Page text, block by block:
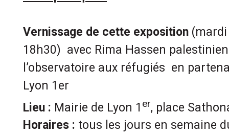
Vernissage de cette exposition
18h30) avec Rima Hassen
l’observatoire aux réfugiés en
Lyon 1er
Lieu : Mairie de Lyon 1 er, place
Horaires : tous les jours en semaine